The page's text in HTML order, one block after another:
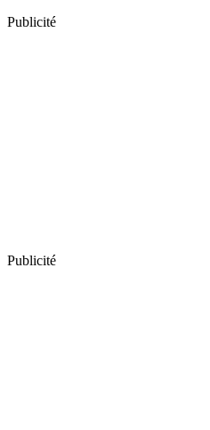
Publicité
Publicité